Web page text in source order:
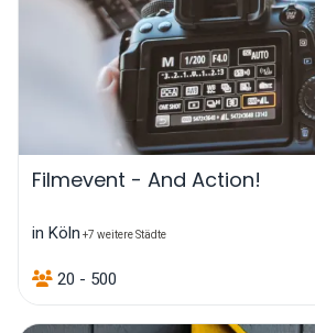
Filmevent - And Action!
in Köln +7 weitere Städte
20 - 500